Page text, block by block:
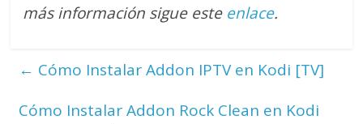
más información sigue este enlace.
← Cómo Instalar Addon IPTV en Kodi [TV]
Cómo Instalar Addon Rock Clean en Kodi